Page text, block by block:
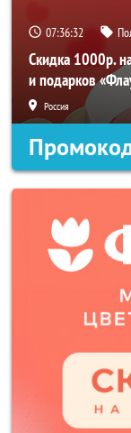
07:36:30
Скидка 1000р.
и подарков
Россия